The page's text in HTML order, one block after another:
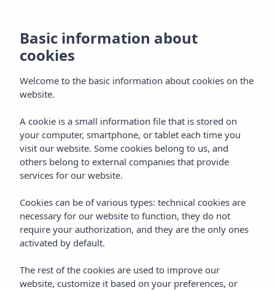
Vibra Jabeque Soul
Aparthotel
Ibiza stad
Home Ibiza
Ibiza - Stad
VIBRA JABEQUE SOUL APARTHOTEL
Basic information about
cookies
Welcome to the basic information about cookies on the
website.
A cookie is a small information file that is stored on
your computer, smartphone, or tablet each time you
visit our website. Some cookies belong to us, and
others belong to external companies that provide
services for our website.
Cookies can be of various types: technical cookies are
necessary for our website to function, they do not
require your authorization, and they are the only ones
activated by default.
The rest of the cookies are used to improve our
website, customize it based on your preferences, or